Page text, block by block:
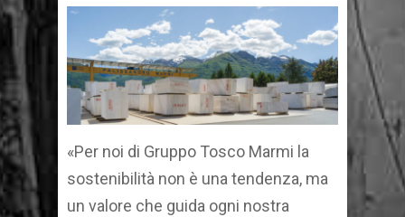
«Per noi di Gruppo Tosco Marmi la
sostenibilità non è una tendenza, ma
un valore che guida ogni nostra